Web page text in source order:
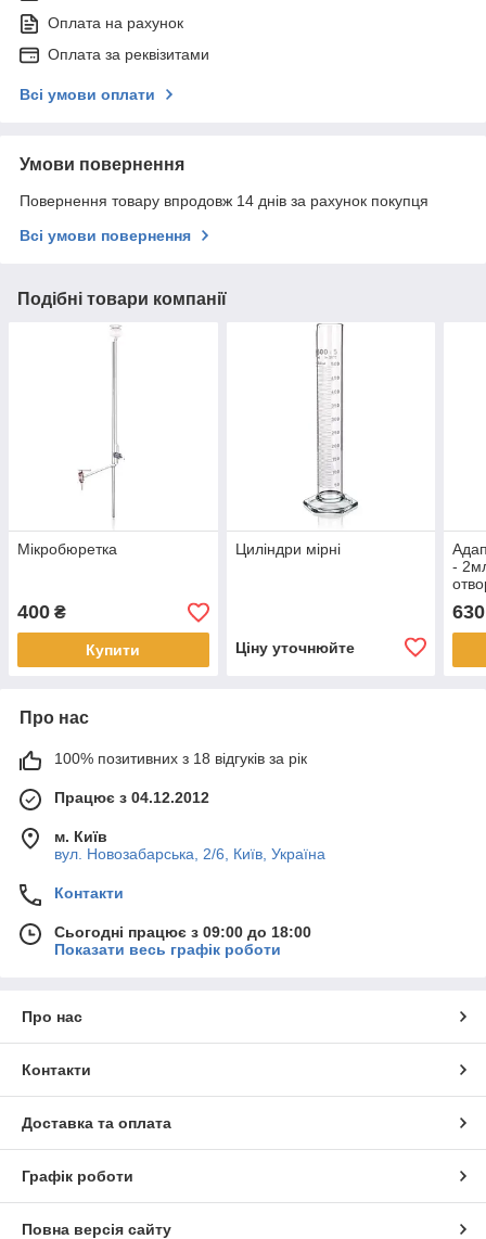
Оплата на рахунок
Оплата за реквізитами
Всі умови оплати
Умови повернення
Повернення товару впродовж 14 днів за рахунок покупця
Всі умови повернення
Подібні товари компанії
Мікробюретка
400 ₴
Купити
Циліндри мірні
Ціну уточнюйте
-
630
Про нас
100% позитивних з 18 відгуків за рік
Працює з 04.12.2012
м. Київ
вул. Новозабарська, 2/6, Київ, Україна
Контакти
Сьогодні працює з 09:00 до 18:00
Показати весь графік роботи
Про нас
Контакти
Доставка та оплата
Графік роботи
Повна версія сайту